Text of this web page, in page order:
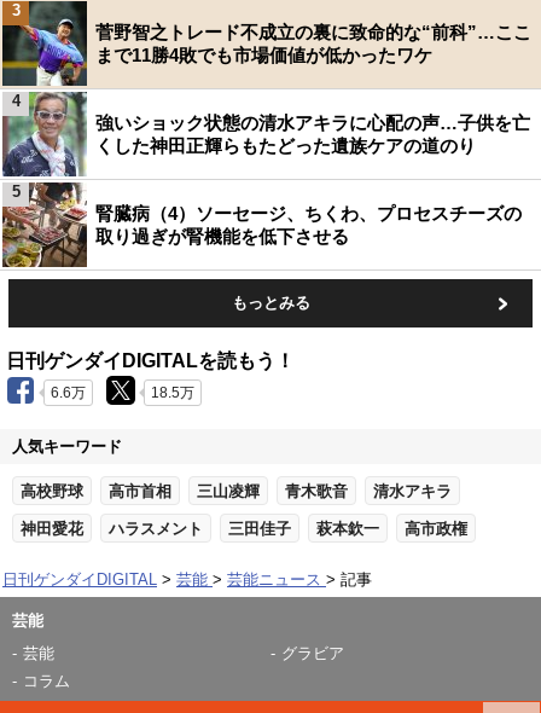
菅野智之トレード不成立の裏に致命的な“前科”…ここ
まで11勝4敗でも市場価値が低かったワケ
3
強いショック状態の清水アキラに心配の声…子供を亡
くした神田正輝らもたどった遺族ケアの道のり
4
腎臓病（4）ソーセージ、ちくわ、プロセスチーズの
取り過ぎが腎機能を低下させる
5
もっとみる
日刊ゲンダイDIGITALを読もう！
6.6万 18.5万
人気キーワード
高校野球 高市首相 三山凌輝 青木歌音 清水アキラ
神田愛花 ハラスメント 三田佳子 萩本欽一 高市政権
日刊ゲンダイDIGITAL 芸能 芸能ニュース 記事
芸能
芸能
グラビア
コラム